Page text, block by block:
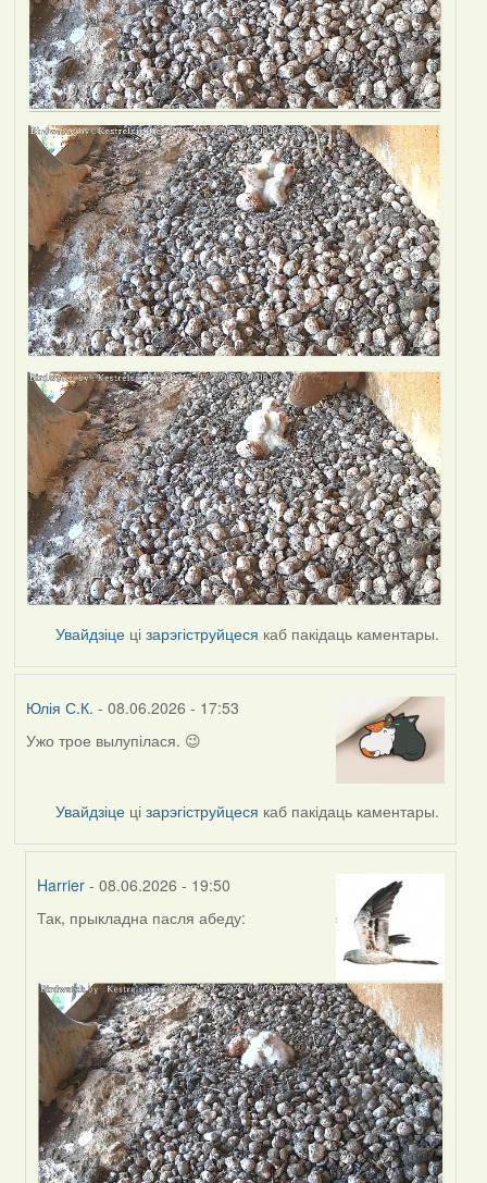
Увайдзіце цізарэгіструйцеся каб пакідаць каментары.
Юлія С.К. - 08.06.2026 - 17:53
Ужо трое вылупілася. 😉
Увайдзіце цізарэгіструйцеся каб пакідаць каментары.
Harrier - 08.06.2026 - 19:50
In
by
Юлія
С.К.
Так, прыкладна пасля абеду: